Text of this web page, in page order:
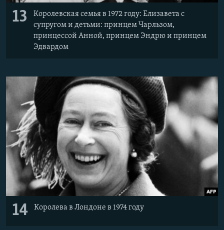
13
Королевская семья в 1972 году: Елизавета с
супругом и детьми: принцем Чарльзом,
принцессой Анной, принцем Эндрю и принцем
Эдвардом
14 Королева в Лондоне в 1974 году